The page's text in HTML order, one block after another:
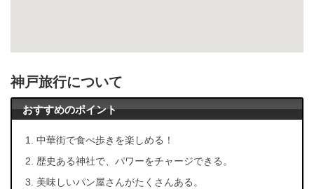
神戸旅行について
おすすめのポイント
中華街で食べ歩きを楽しめる！
歴史ある神社で、パワーをチャージできる。
美味しいパン屋さんがたくさんある。